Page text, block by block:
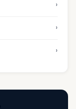
›
›
›